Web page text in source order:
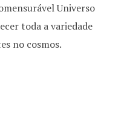
Universo
toda a variedade
no cosmos.